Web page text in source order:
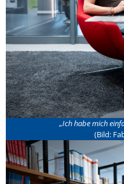
„Ich habe mich
(Bild: